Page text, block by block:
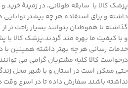
پزشک کالا با سابقه طولانی، در زمینۀ
داشته و برای استفاده هر چه بیشتر
گذاشته تا هموطنان بتوانند بسیار راحت تر
خدمات رسانی هر چه بهتر داشته همپنین با
درخواست کالا کلیه مشتریان گرامی می
حتی ممکن است در استان و یا شهر محل
نداشته باشند سفارش داده تا در اسرع وقت